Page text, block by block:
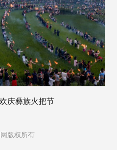
庆彝族火把节
版权所有